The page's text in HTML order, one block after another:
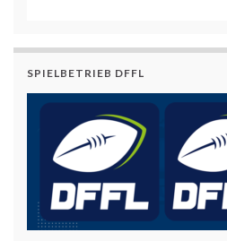
SPIELBETRIEB DFFL